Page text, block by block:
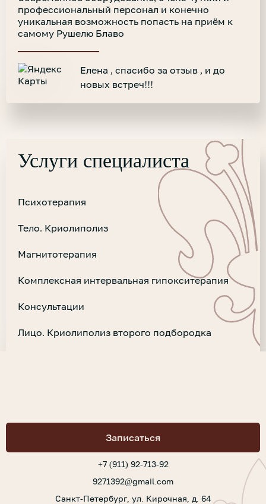
профессиональный персонал и конечно
уникальная возможность попасть на приём к
самому Рушелю Блаво
Елена , спасибо за отзыв , и до
новых встреч!!!
Услуги специалиста
Психотерапия
Тело. Криолиполиз
Магнитотерапия
Комплексная интервальная гипокситерапия
Консультации
Лицо. Криолиполиз второго подбородка
Записаться
+7 (911) 92-713-92
9271392@gmail.com
Санкт-Петербург, ул. Кирочная, д. 64